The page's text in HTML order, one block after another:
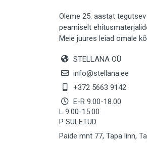
KIVID (31)
KATTED (133)
MAALRITARBED (1029)
SOOJUSTUS (15)
KEEMIA (222)
TÖÖRIIDED (117)
SAUN (8)
Oleme 25. aastat
peamiselt
Meie juures leiad omale
STELLANA OÜ
info@stellana.ee
+372 5663 9142
E-R 9.00-18.00
L 9.00-15.00
P SULETUD
Paide mnt 77, Tapa linn,